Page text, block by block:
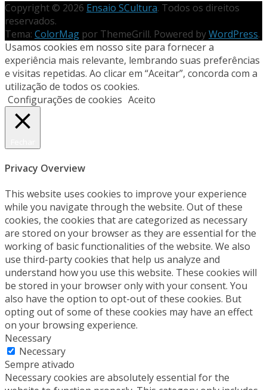
Copyright © 2026 Ensaio SCultura. Todos os direitos
reservados.
Tema: ColorMag por ThemeGrill. Powered byWordPress.
Usamos cookies em nosso site para fornecer a
experiência mais relevante, lembrando suas preferências
e visitas repetidas. Ao clicar em “Aceitar”, concorda com a
utilização de todos os cookies.
Configurações de cookies Aceito
Privacy Overview
This website uses cookies to improve your experience
while you navigate through the website. Out of these
cookies, the cookies that are categorized as necessary
are stored on your browser as they are essential for the
working of basic functionalities of the website. We also
use third-party cookies that help us analyze and
understand how you use this website. These cookies will
be stored in your browser only with your consent. You
also have the option to opt-out of these cookies. But
opting out of some of these cookies may have an effect
on your browsing experience.
Necessary
Necessary
Sempre ativado
Necessary cookies are absolutely essential for the